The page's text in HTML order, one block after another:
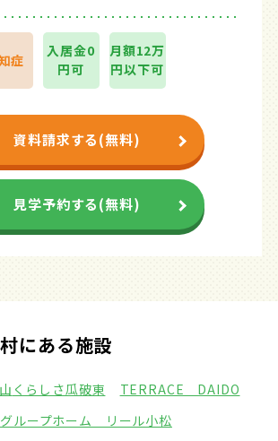
症
入居金0
円可
月額12万
円以下可
資料請求する(無料)
見学予約する(無料)
にある施設
くらしさ瓜破東
TERRACE DAIDO
グループホーム リール小松